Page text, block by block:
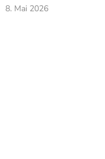
8. Mai 2026